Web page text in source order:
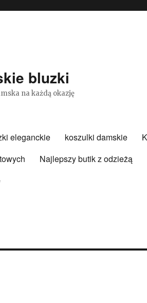
bluzki
na każdą okazję
eleganckie koszulki damskie
Najlepszy butik z odzieżą